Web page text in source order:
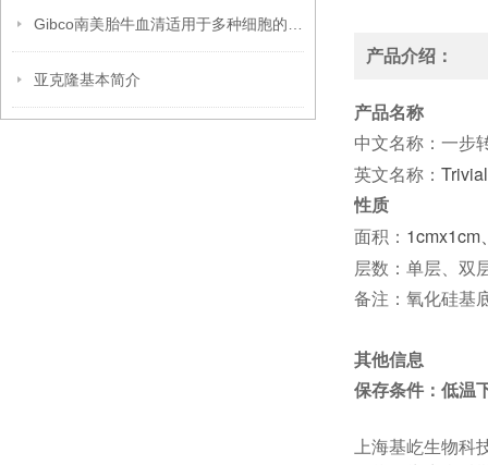
亚克隆基本简介
产品介绍：
产品名称
中文名称：一步
英文名称：
性质
面积： 1cmx1cm
层数：单层、双
备注：氧化硅基
其他信息
保存条件：低温
上海基屹生物